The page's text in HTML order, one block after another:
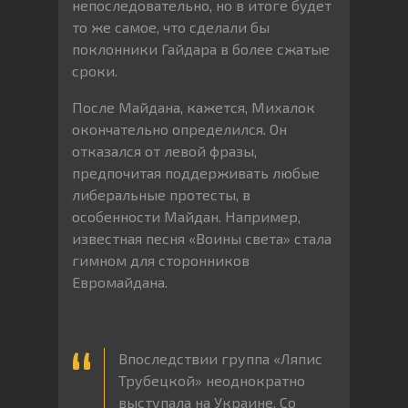
непоследовательно, но в итоге будет
то же самое, что сделали бы
поклонники Гайдара в более сжатые
сроки.
После Майдана, кажется, Михалок
окончательно определился. Он
отказался от левой фразы,
предпочитая поддерживать любые
либеральные протесты, в
особенности Майдан. Например,
известная песня «Воины света» стала
гимном для сторонников
Евромайдана.
Впоследствии группа «Ляпис
Трубецкой» неоднократно
выступала на Украине. Со